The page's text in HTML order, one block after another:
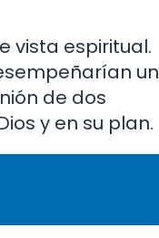
vista espiritual.
un
de dos
y en su plan.